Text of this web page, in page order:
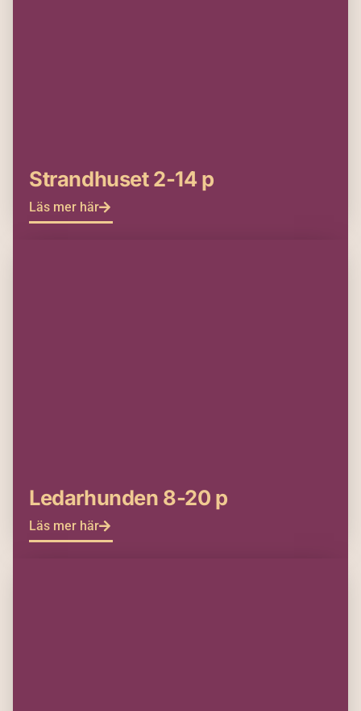
Strandhuset 2-14 p
Läs mer här
Ledarhunden 8-20 p
Läs mer här